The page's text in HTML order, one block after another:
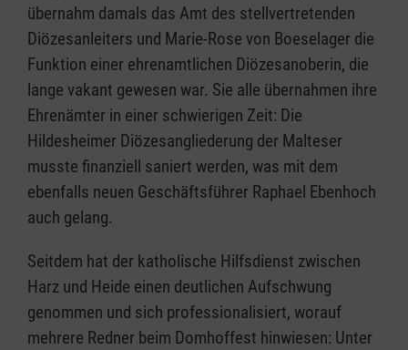
übernahm damals das Amt des stellvertretenden
Diözesanleiters und Marie-Rose von Boeselager die
Funktion einer ehrenamtlichen Diözesanoberin, die
lange vakant gewesen war. Sie alle übernahmen ihre
Ehrenämter in einer schwierigen Zeit: Die
Hildesheimer Diözesangliederung der Malteser
musste finanziell saniert werden, was mit dem
ebenfalls neuen Geschäftsführer Raphael Ebenhoch
auch gelang.
Seitdem hat der katholische Hilfsdienst zwischen
Harz und Heide einen deutlichen Aufschwung
genommen und sich professionalisiert, worauf
mehrere Redner beim Domhoffest hinwiesen: Unter